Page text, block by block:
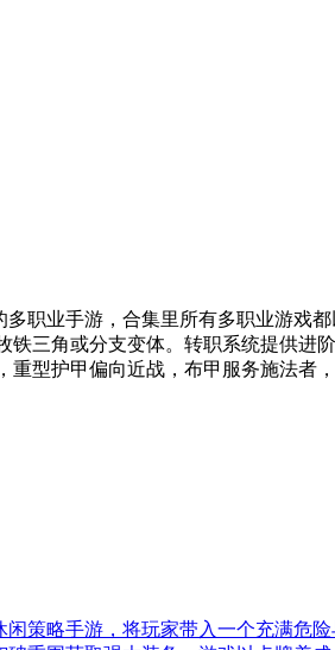
职业手游，合集里所有多职业游戏
铁三角或分支变体。转职系统提供
型护甲偏向近战，布甲服务施法者
策略手游，将玩家带入一个充满危